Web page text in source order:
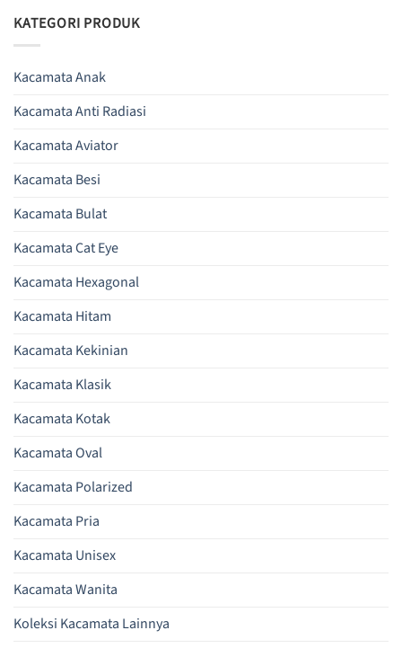
KATEGORI PRODUK
Kacamata Anak
Kacamata Anti Radiasi
Kacamata Aviator
Kacamata Besi
Kacamata Bulat
Kacamata Cat Eye
Kacamata Hexagonal
Kacamata Hitam
Kacamata Kekinian
Kacamata Klasik
Kacamata Kotak
Kacamata Oval
Kacamata Polarized
Kacamata Pria
Kacamata Unisex
Kacamata Wanita
Koleksi Kacamata Lainnya